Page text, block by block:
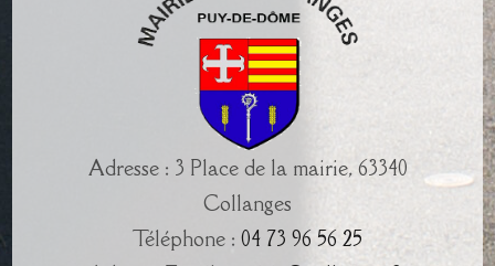
Adresse : 3 Place de la mairie, 63340
Collanges
Téléphone : 04 73 96 56 25